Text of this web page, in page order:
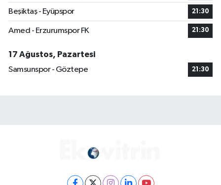
Beşiktaş - Eyüpspor 21:30
Amed - Erzurumspor FK 21:30
17 Ağustos, Pazartesi
Samsunspor - Göztepe
21:30